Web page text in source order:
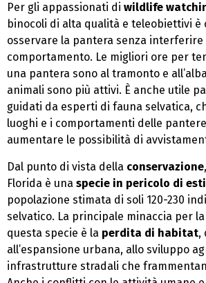
Per gli appassionati di wildlife
binocoli di alta qualità e teleobiettivi è
osservare la pantera senza interferire
comportamento. Le migliori ore per
una pantera sono al tramonto e
animali sono più attivi. È anche utile
guidati da esperti di fauna selvatica,
luoghi e i comportamenti delle
aumentare le possibilità di
Dal punto di vista della conservazione
Florida è una specie in pericolo di
popolazione stimata di soli 120-230
selvatico. La principale minaccia per
questa specie è la perdita di habitat,
all’espansione urbana, allo sviluppo
infrastrutture stradali che